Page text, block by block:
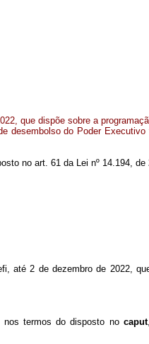
que dispõe sobre a
desembolso do Poder
no art. 61 da Lei nº 14.194, de
até 2 de dezembro de 2022,
nos termos do disposto no caput